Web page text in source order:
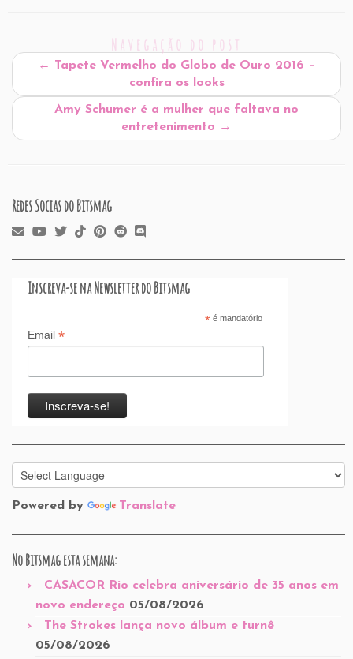
b
o
k
e
dI A
p
p
P
re
ss
t
d
d
n
Navegação do post
← Tapete Vermelho do Globo de Ouro 2016 –
confira os looks
Amy Schumer é a mulher que faltava no
entretenimento →
Redes Socias do Bitsmag
Inscreva-se na Newsletter do Bitsmag
*é mandatório
Email *
Powered by Translate
No Bitsmag esta semana:
CASACOR Rio celebra aniversário de 35 anos em
novo endereço 05/08/2026
The Strokes lança novo álbum e turnê
05/08/2026